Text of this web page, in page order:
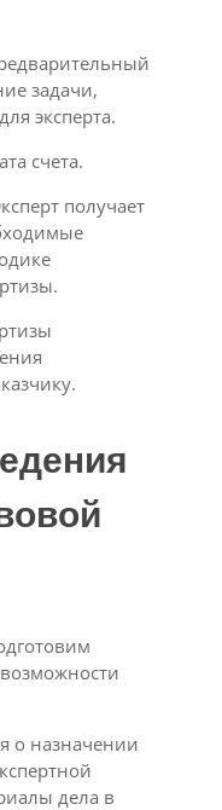
задачи,
эксперта.
счета.
получает
о назначении
дела в